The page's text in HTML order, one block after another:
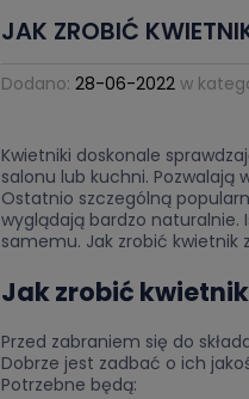
JAK ZROBIĆ
Dodano: 28-06-2022 w
Kwietniki doskonale
salonu lub kuchni. Pozwalają
Ostatnio szczególną
wyglądają bardzo
samemu. Jak zrobić kwietnik
Jak zrobić
Przed zabraniem się do
Dobrze jest zadbać o ich
Potrzebne będą: